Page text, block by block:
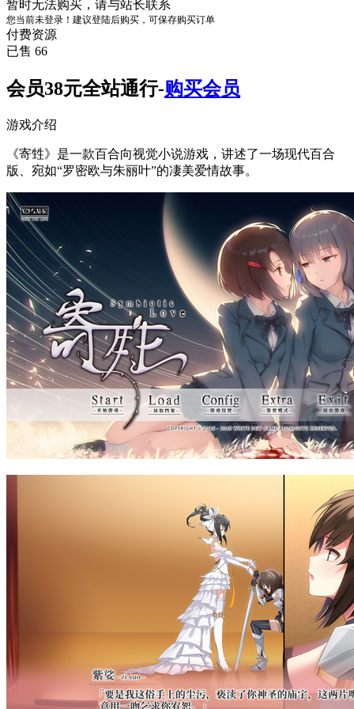
暂时无法购买，请与站长联系
您当前未登录！建议登陆后购买，可保存购买订单
付费资源
已售 66
会员38元全站通行-购买会员
游戏介绍
《寄甡》是一款百合向视觉小说游戏，讲述了一场现代百合
版、宛如“罗密欧与朱丽叶”的凄美爱情故事。